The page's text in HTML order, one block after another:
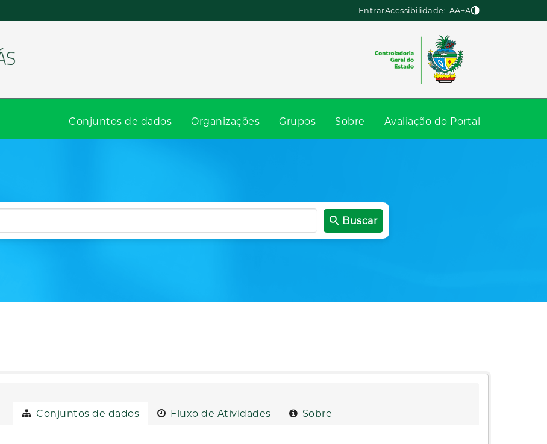
EntrarAcessibilidade:-AA+A
Conjuntos de dados Organizações Grupos Sobre Avaliação do Portal
Buscar
Conjuntos de dados Fluxo de Atividades Sobre